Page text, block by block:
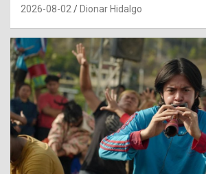
2026-08-02 Dionar Hidalgo